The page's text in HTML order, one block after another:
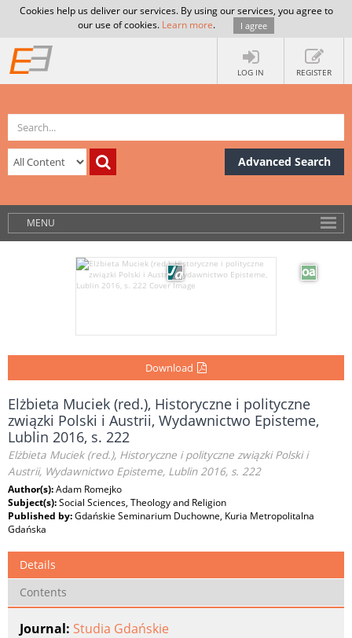
Cookies help us deliver our services. By using our services, you agree to
our use of cookies. Learn more. I agree
LOG IN REGISTER
Advanced Search
MENU
Download
Elżbieta Muciek (red.), Historyczne i polityczne
związki Polski i Austrii, Wydawnictwo Episteme,
Lublin 2016, s. 222
Elżbieta Muciek (red.), Historyczne i polityczne związki Polski i
Austrii, Wydawnictwo Episteme, Lublin 2016, s. 222
Author(s):Adam Romejko
Subject(s):Social Sciences, Theology and Religion
Published by:Gdańskie Seminarium Duchowne, Kuria Metropolitalna
Gdańska
Details
Contents
Journal: Studia Gdańskie